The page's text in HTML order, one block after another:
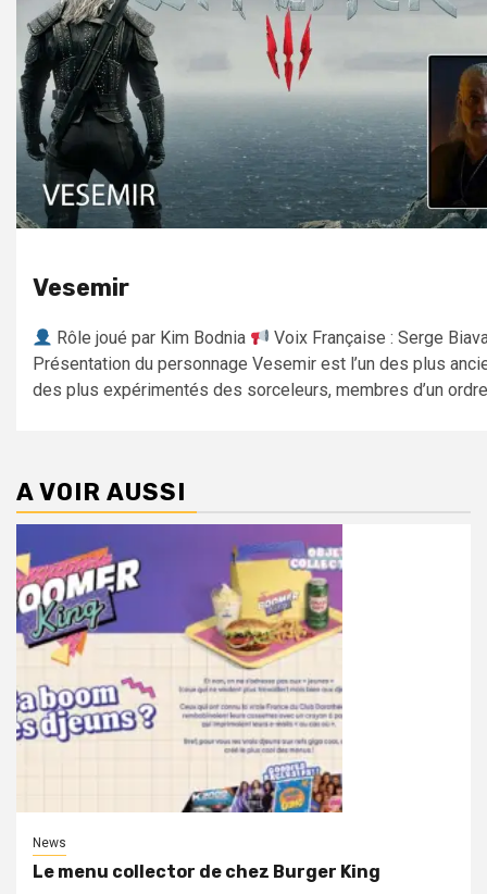
Vesemir
Rôle joué par Kim Bodnia
Voix Française : Serge
Présentation du personnage Vesemir est l’un des plus
des plus expérimentés des sorceleurs, membres d’un
A VOIR AUSSI
News
Le menu collector de chez Burger King